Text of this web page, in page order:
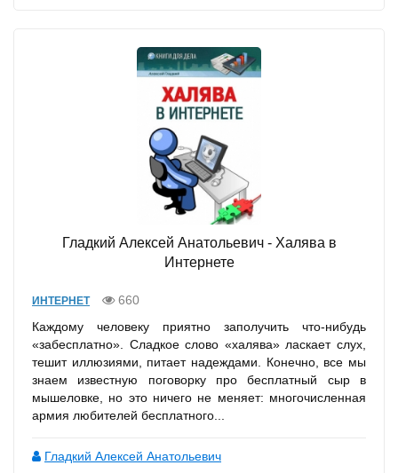
Гладкий Алексей Анатольевич - Халява в
Интернете
ИНТЕРНЕТ
660
Каждому человеку приятно заполучить что-нибудь
«забесплатно». Сладкое слово «халява» ласкает слух,
тешит иллюзиями, питает надеждами. Конечно, все мы
знаем известную поговорку про бесплатный сыр в
мышеловке, но это ничего не меняет: многочисленная
армия любителей бесплатного...
Гладкий Алексей Анатольевич